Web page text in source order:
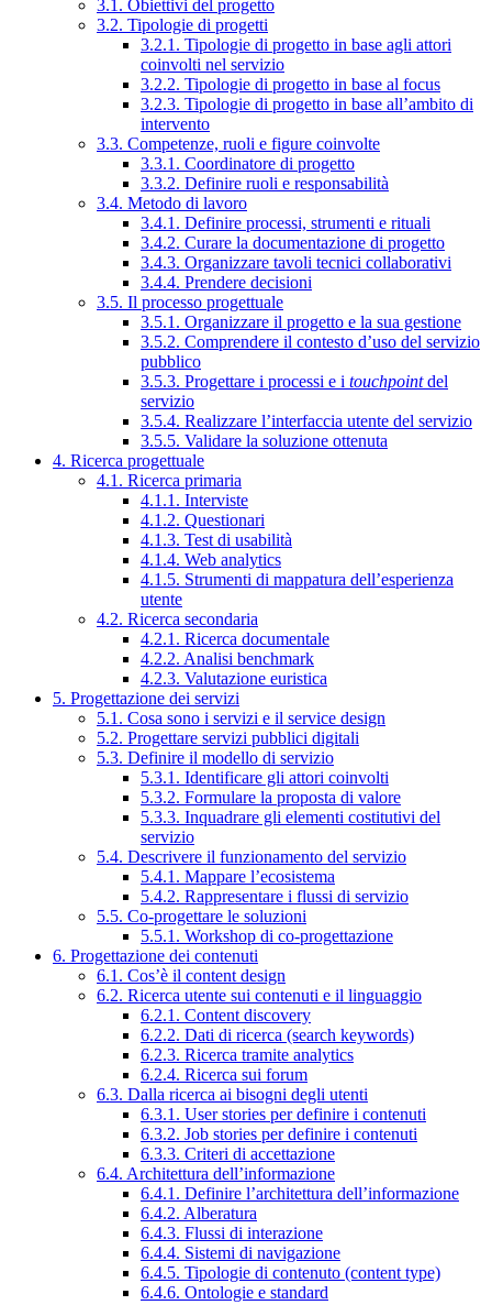
3.1. Obiettivi del progetto
3.2. Tipologie di progetti
3.2.1. Tipologie di progetto in base agli attori
coinvolti nel servizio
3.2.2. Tipologie di progetto in base al focus
3.2.3. Tipologie di progetto in base all’ambito di
intervento
3.3. Competenze, ruoli e figure coinvolte
3.3.1. Coordinatore di progetto
3.3.2. Definire ruoli e responsabilità
3.4. Metodo di lavoro
3.4.1. Definire processi, strumenti e rituali
3.4.2. Curare la documentazione di progetto
3.4.3. Organizzare tavoli tecnici collaborativi
3.4.4. Prendere decisioni
3.5. Il processo progettuale
3.5.1. Organizzare il progetto e la sua gestione
3.5.2. Comprendere il contesto d’uso del servizio
pubblico
3.5.3. Progettare i processi e i touchpointdel
servizio
3.5.4. Realizzare l’interfaccia utente del servizio
3.5.5. Validare la soluzione ottenuta
4. Ricerca progettuale
4.1. Ricerca primaria
4.1.1. Interviste
4.1.2. Questionari
4.1.3. Test di usabilità
4.1.4. Web analytics
4.1.5. Strumenti di mappatura dell’esperienza
utente
4.2. Ricerca secondaria
4.2.1. Ricerca documentale
4.2.2. Analisi benchmark
4.2.3. Valutazione euristica
5. Progettazione dei servizi
5.1. Cosa sono i servizi e il service design
5.2. Progettare servizi pubblici digitali
5.3. Definire il modello di servizio
5.3.1. Identificare gli attori coinvolti
5.3.2. Formulare la proposta di valore
5.3.3. Inquadrare gli elementi costitutivi del
servizio
5.4. Descrivere il funzionamento del servizio
5.4.1. Mappare l’ecosistema
5.4.2. Rappresentare i flussi di servizio
5.5. Co-progettare le soluzioni
5.5.1. Workshop di co-progettazione
6. Progettazione dei contenuti
6.1. Cos’è il content design
6.2. Ricerca utente sui contenuti e il linguaggio
6.2.1. Content discovery
6.2.2. Dati di ricerca (search keywords)
6.2.3. Ricerca tramite analytics
6.2.4. Ricerca sui forum
6.3. Dalla ricerca ai bisogni degli utenti
6.3.1. User stories per definire i contenuti
6.3.2. Job stories per definire i contenuti
6.3.3. Criteri di accettazione
6.4. Architettura dell’informazione
6.4.1. Definire l’architettura dell’informazione
6.4.2. Alberatura
6.4.3. Flussi di interazione
6.4.4. Sistemi di navigazione
6.4.5. Tipologie di contenuto (content type)
6.4.6. Ontologie e standard